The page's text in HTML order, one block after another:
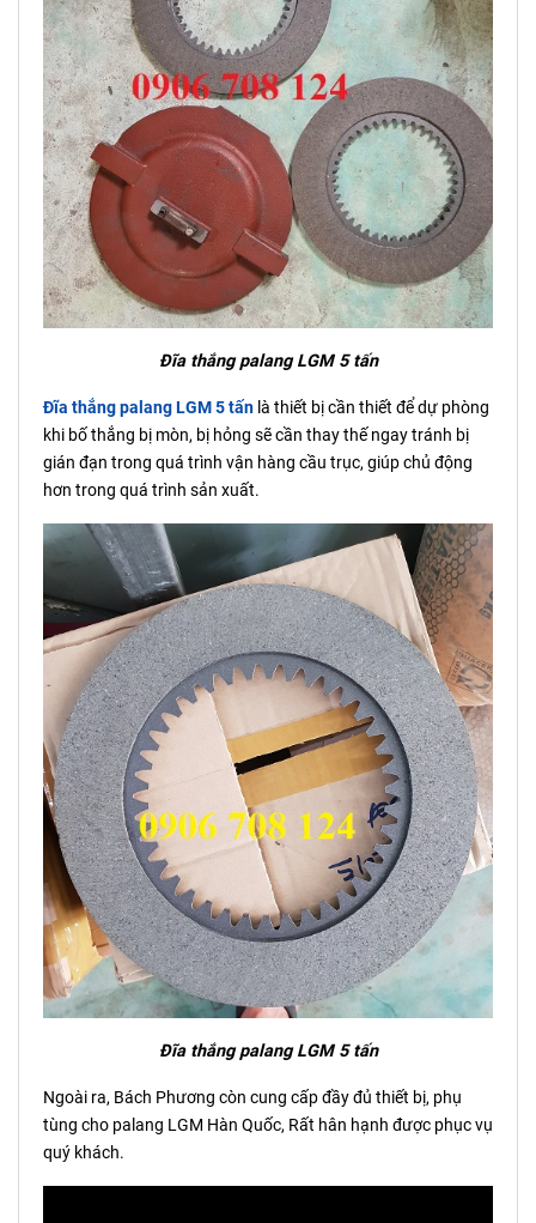
Đĩa thắng palang LGM 5 tấn
Đĩa thắng palang LGM 5 tấn là thiết bị cần thiết để dự phòng
khi bố thắng bị mòn, bị hỏng sẽ cần thay thế ngay tránh bị
gián đạn trong quá trình vận hàng cầu trục, giúp chủ động
hơn trong quá trình sản xuất.
Đĩa thắng palang LGM 5 tấn
Ngoài ra, Bách Phương còn cung cấp đầy đủ thiết bị, phụ
tùng cho palang LGM Hàn Quốc, Rất hân hạnh được phục vụ
quý khách.